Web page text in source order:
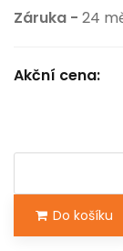
Záruka - 24
Akční cena:
Do košíku